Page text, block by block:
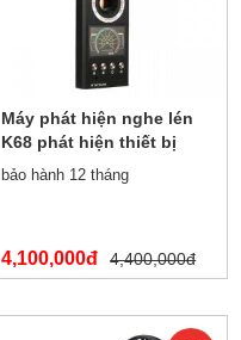
Máy phát hiện nghe lén
K68 phát hiện thiết bị
định vị, camera quay lén
bảo hành 12 tháng
4,100,000đ 4,400,000đ